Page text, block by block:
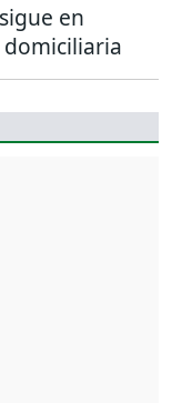
en
domiciliaria